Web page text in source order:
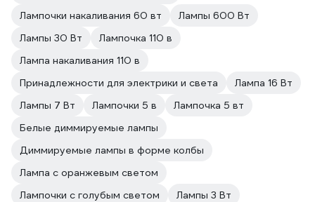
Лампочки накаливания 60 вт
Лампы 600 Вт
Лампы 30 Вт
Лампочка 110 в
Лампа накаливания 110 в
Принадлежности для электрики и света
Лампа 16 Вт
Лампы 7 Вт
Лампочки 5 в
Лампочка 5 вт
Белые диммируемые лампы
Диммируемые лампы в форме колбы
Лампа с оранжевым светом
Лампочки с голубым светом
Лампы 3 Вт